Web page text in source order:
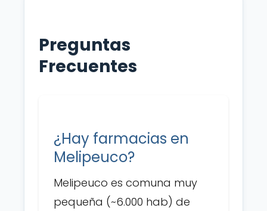
Preguntas
Frecuentes
¿Hay farmacias en
Melipeuco?
Melipeuco es comuna muy
pequeña (~6.000 hab) de